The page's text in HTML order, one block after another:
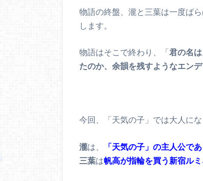
物語の終盤、瀧と三葉は一度ば
します。
物語はそこで終わり、「君の名
たのか、余韻を残すようなエン
今回、「天気の子」では大人に
瀧は、 「天気の子」の主人公で
三葉は帆高が指輪を買う新宿ル